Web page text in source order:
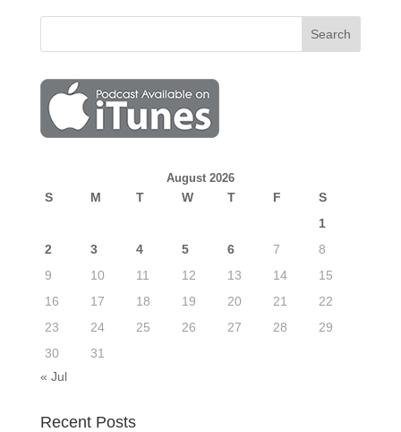
August 2026
S M T W T F
S
1
2
3 4 5 6 7
8
9
10 11 12 13 14
15
16
17 18 19 20 21
22
23
24 25 26 27 28
29
30
31
« Jul
Recent Posts